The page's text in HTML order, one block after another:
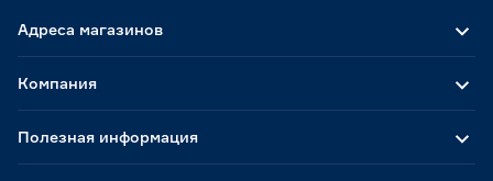
Адреса магазинов
Компания
Полезная информация